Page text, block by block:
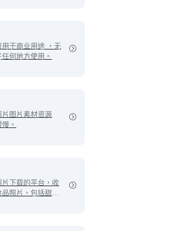
于商业用途 ，无
何地方使用。
图片素材资源
。
下载的平台，收
照片，包括甜